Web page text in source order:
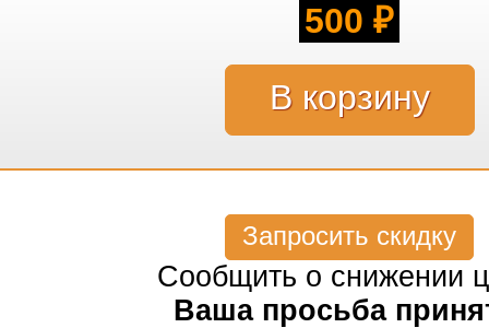
500 ₽
Запросить скидку
Сообщить о снижении
Ваша просьба